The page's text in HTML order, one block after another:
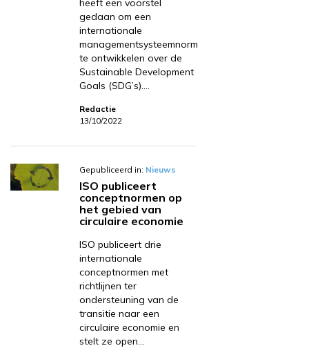
heeft een voorstel
gedaan om een
internationale
managementsysteemnorm
te ontwikkelen over de
Sustainable Development
Goals (SDG’s).…
Redactie
13/10/2022
Gepubliceerd in: Nieuws
ISO publiceert
conceptnormen op
het gebied van
circulaire economie
ISO publiceert drie
internationale
conceptnormen met
richtlijnen ter
ondersteuning van de
transitie naar een
circulaire economie en
stelt ze open…